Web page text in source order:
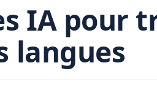
IA pour
langues